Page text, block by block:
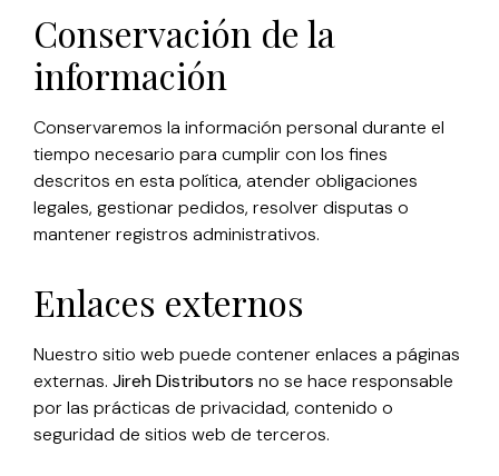
Conservación de la
información
Conservaremos la información personal durante el
tiempo necesario para cumplir con los fines
descritos en esta política, atender obligaciones
legales, gestionar pedidos, resolver disputas o
mantener registros administrativos.
Enlaces externos
Nuestro sitio web puede contener enlaces a páginas
externas. Jireh Distributors no se hace responsable
por las prácticas de privacidad, contenido o
seguridad de sitios web de terceros.